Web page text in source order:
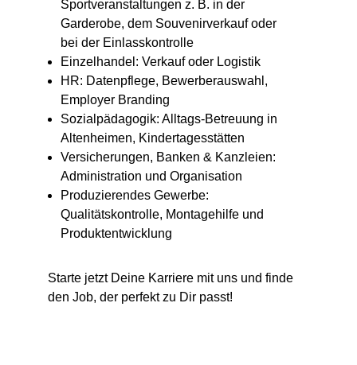
Sportveranstaltungen z. B. in der
Garderobe, dem Souvenirverkauf oder
bei der Einlasskontrolle
Einzelhandel: Verkauf oder Logistik
HR: Datenpflege, Bewerberauswahl,
Employer Branding
Sozialpädagogik: Alltags-Betreuung in
Altenheimen, Kindertagesstätten
Versicherungen, Banken & Kanzleien:
Administration und Organisation
Produzierendes Gewerbe:
Qualitätskontrolle, Montagehilfe und
Produktentwicklung
Starte jetzt Deine Karriere mit uns und finde
den Job, der perfekt zu Dir passt!